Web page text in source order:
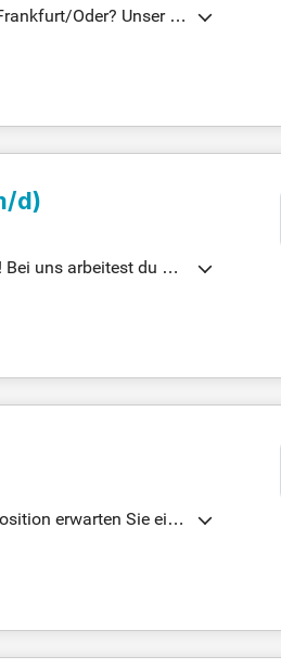
Oder? Unser in
aus dem Ho
Bewerbe
d)
uns arbeitest du unt
sowie freie
Senftenberg. Werd
erwarten Sie ein
Sie profitieren von
bis zur medizinisc